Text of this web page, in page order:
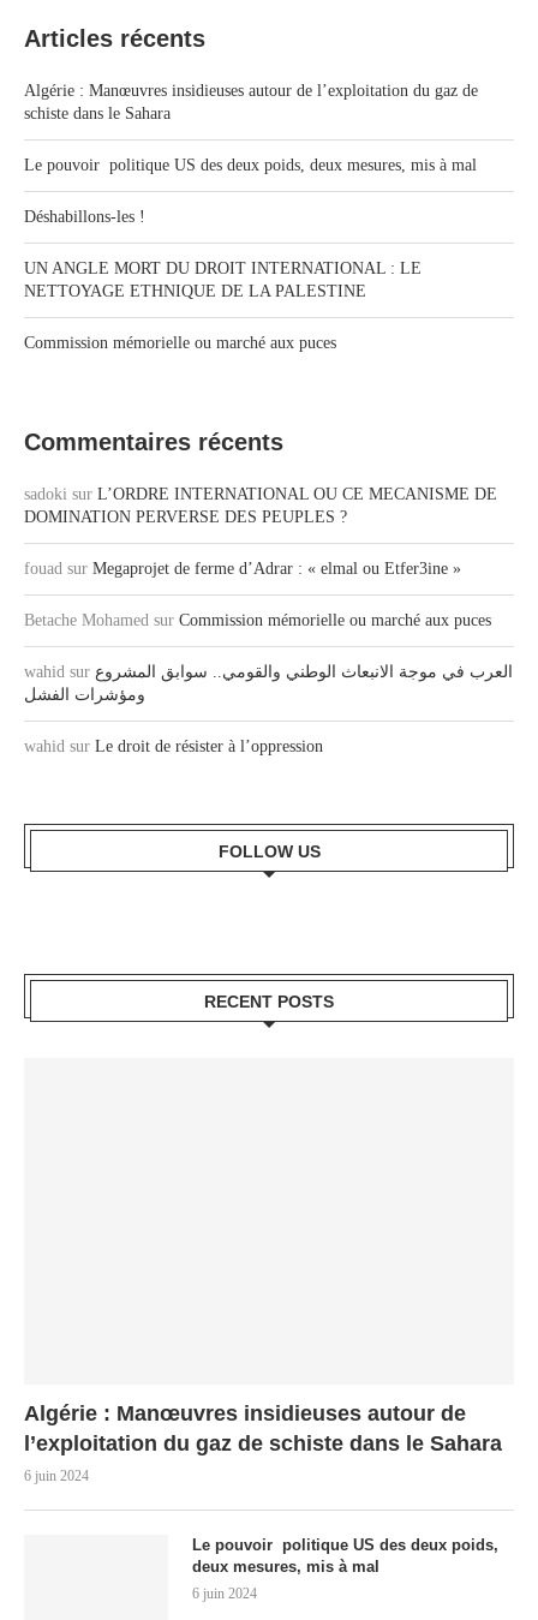
Articles récents
Algérie : Manœuvres insidieuses autour de l’exploitation du gaz de
schiste dans le Sahara
Le pouvoir politique US des deux poids, deux mesures, mis à mal
Déshabillons-les !
UN ANGLE MORT DU DROIT INTERNATIONAL : LE
NETTOYAGE ETHNIQUE DE LA PALESTINE
Commission mémorielle ou marché aux puces
Commentaires récents
sadoki sur L’ORDRE INTERNATIONAL OU CE MECANISME DE
DOMINATION PERVERSE DES PEUPLES ?
fouad sur Megaprojet de ferme d’Adrar : « elmal ou Etfer3ine »
Betache Mohamed sur Commission mémorielle ou marché aux puces
wahid sur العرب في موجة الانبعاث الوطني والقومي.. سوابق المشروع
ومؤشرات الفشل
wahid sur Le droit de résister à l’oppression
FOLLOW US
RECENT POSTS
Algérie : Manœuvres insidieuses autour de
l’exploitation du gaz de schiste dans le Sahara
6 juin 2024
Le pouvoir politique US des deux poids,
deux mesures, mis à mal
6 juin 2024